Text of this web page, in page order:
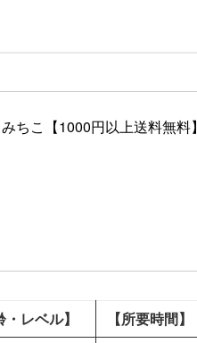
ちこ【1000円以上送料無料】
・レベル】
【所要時間】